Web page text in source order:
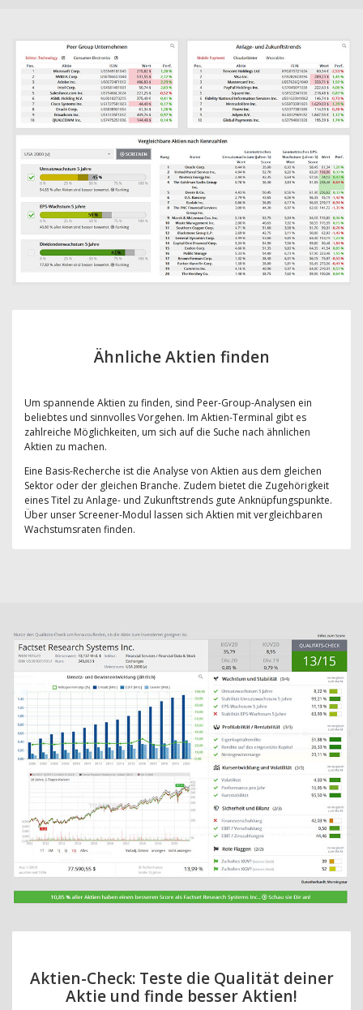
Ähnliche Aktien finden
Um spannende Aktien zu finden, sind Peer-Group-Analysen ein
beliebtes und sinnvolles Vorgehen. Im Aktien-Terminal gibt es
zahlreiche Möglichkeiten, um sich auf die Suche nach ähnlichen
Aktien zu machen.
Eine Basis-Recherche ist die Analyse von Aktien aus dem gleichen
Sektor oder der gleichen Branche. Zudem bietet die Zugehörigkeit
eines Titel zu Anlage- und Zukunftstrends gute Anknüpfungspunkte.
Über unser Screener-Modul lassen sich Aktien mit vergleichbaren
Wachstumsraten finden.
Aktien-Check: Teste die Qualität deiner
Aktie und finde besser Aktien!